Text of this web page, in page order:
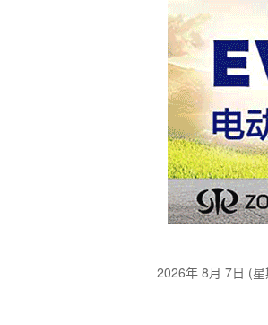
2026年 8月 7日 (星